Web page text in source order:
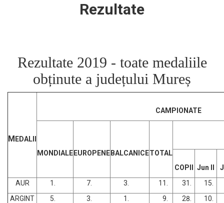
Rezultate
Rezultate 2019 - toate medaliile
obținute a județului Mureș
M EDALII
CAMPIONATE
MONDIALE EUROPENE BALCANICETOTAL
COPII
Jun II
AUR
ARGINT